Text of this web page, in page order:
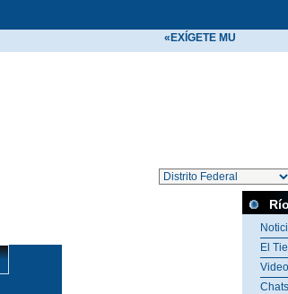
«EXÍGETE MUCHO A TI
El
Chats